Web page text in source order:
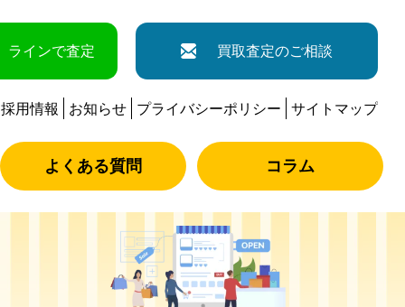
ラインで査定 買取査定のご相談
採用情報 お知らせ プライバシーポリシー サイトマップ
よくある質問 コラム